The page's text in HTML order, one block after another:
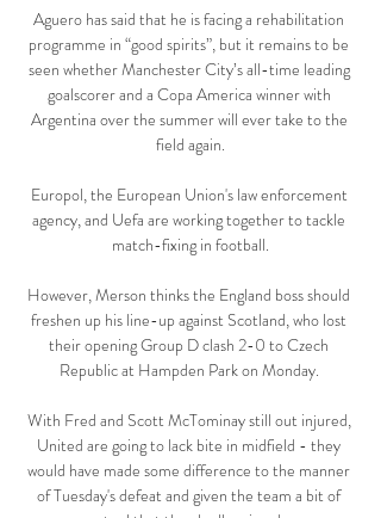
Aguero has said that he is facing a rehabilitation
programme in “good spirits”, but it remains to be
seen whether Manchester City’s all-time leading
goalscorer and a Copa America winner with
Argentina over the summer will ever take to the
field again.
Europol, the European Union's law enforcement
agency, and Uefa are working together to tackle
match-fixing in football.
However, Merson thinks the England boss should
freshen up his line-up against Scotland, who lost
their opening Group D clash 2-0 to Czech
Republic at Hampden Park on Monday.
With Fred and Scott McTominay still out injured,
United are going to lack bite in midfield - they
would have made some difference to the manner
of Tuesday's defeat and given the team a bit of